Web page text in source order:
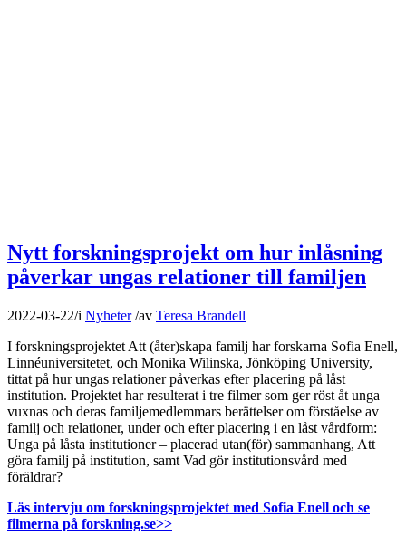
Nytt forskningsprojekt om hur inlåsning
påverkar ungas relationer till familjen
2022-03-22/i Nyheter /av Teresa Brandell
I forskningsprojektet Att (åter)skapa familj har forskarna Sofia Enell,
Linnéuniversitetet, och Monika Wilinska, Jönköping University,
tittat på hur ungas relationer påverkas efter placering på låst
institution. Projektet har resulterat i tre filmer som ger röst åt unga
vuxnas och deras familjemedlemmars berättelser om förståelse av
familj och relationer, under och efter placering i en låst vårdform:
Unga på låsta institutioner – placerad utan(för) sammanhang, Att
göra familj på institution, samt Vad gör institutionsvård med
föräldrar?
Läs intervju om forskningsprojektet med Sofia Enell och se
filmerna på forskning.se>>